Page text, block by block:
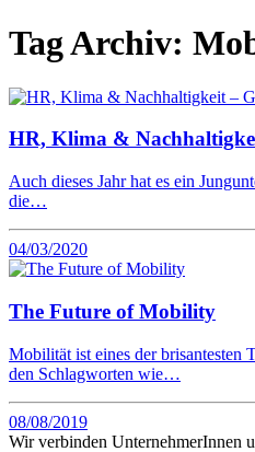
Tag Archiv:
HR, Klima &
Auch dieses Jahr hat es ein
die…
04/03/2020
The Future of Mobility
Mobilität ist eines der brisantesten
den Schlagworten wie…
08/08/2019
Wir verbinden UnternehmerInnen